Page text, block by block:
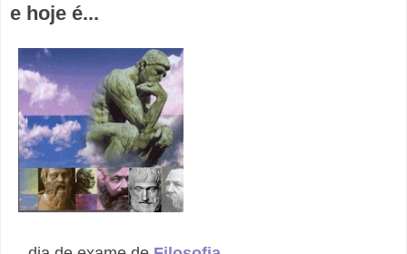
e hoje é...